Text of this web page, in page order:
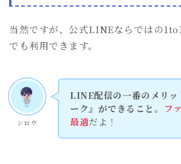
当然ですが、公式LINEならではの
でも利用できます。
シロウ
LINE配信の一番のメリッ
ーク』ができること。
フ
最適だよ！